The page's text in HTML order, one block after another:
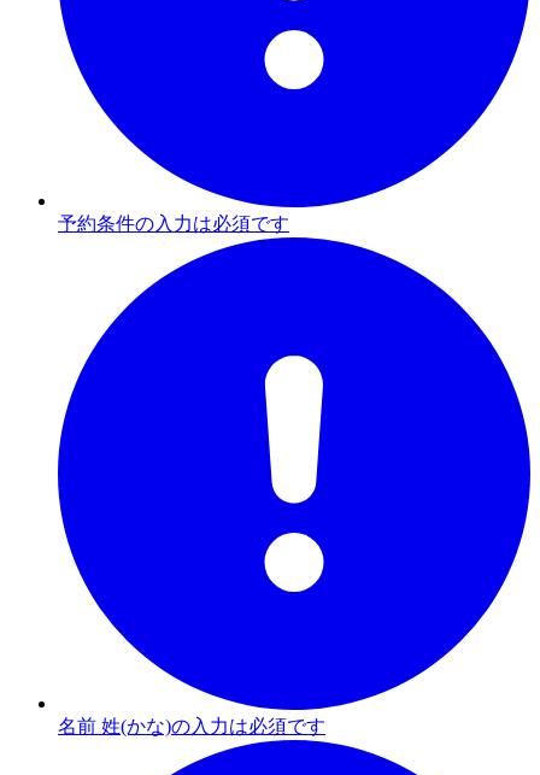
予約条件の入力は必須です
名前 姓(かな)の入力は必須です